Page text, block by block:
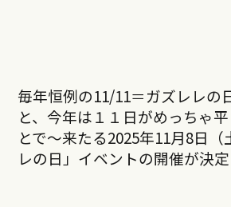
毎年恒例の11/11＝ガズレレの
と、今年は１１日がめっちゃ
とで〜来たる2025年11月8日
レの日」イベントの開催が決定